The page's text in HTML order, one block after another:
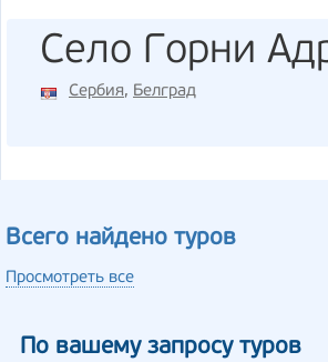
Село Горни
Сербия, Белград
Всего найдено туров
Просмотреть все
По вашему запросу туров